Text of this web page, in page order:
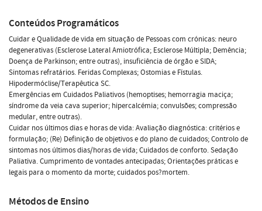
Conteúdos Programáticos
Cuidar e Qualidade de vida em situação de Pessoas com crónicas: neuro
degenerativas (Esclerose Lateral Amiotrófica; Esclerose Múltipla; Demência;
Doença de Parkinson; entre outras), insuficiência de órgão e SIDA;
Sintomas refratários. Feridas Complexas; Ostomias e Fístulas.
Hipodermóclise/Terapêutica SC.
Emergências em Cuidados Paliativos (hemoptises; hemorragia maciça;
síndrome da veia cava superior; hipercalcémia; convulsões; compressão
medular, entre outras).
Cuidar nos últimos dias e horas de vida: Avaliação diagnóstica: critérios e
formulação; (Re) Definição de objetivos e do plano de cuidados; Controlo de
sintomas nos últimos dias/horas de vida; Cuidados de conforto. Sedação
Paliativa. Cumprimento de vontades antecipadas; Orientações práticas e
legais para o momento da morte; cuidados pos?mortem.
Métodos de Ensino